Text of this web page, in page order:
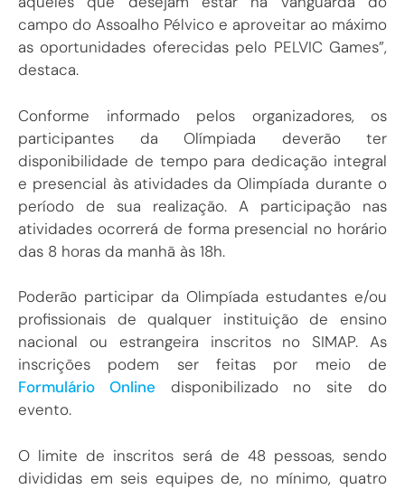
campo do Assoalho Pélvico e aproveitar ao máximo
as oportunidades oferecidas pelo PELVIC Games”,
destaca.
Conforme informado pelos organizadores, os
participantes da Olímpiada deverão ter
disponibilidade de tempo para dedicação integral
e presencial às atividades da Olimpíada durante o
período de sua realização. A participação nas
atividades ocorrerá de forma presencial no horário
das 8 horas da manhã às 18h.
Poderão participar da Olimpíada estudantes e/ou
profissionais de qualquer instituição de ensino
nacional ou estrangeira inscritos no SIMAP. As
inscrições podem ser feitas por meio de
Formulário Onlinedisponibilizado no site do
evento.
O limite de inscritos será de 48 pessoas, sendo
divididas em seis equipes de, no mínimo, quatro